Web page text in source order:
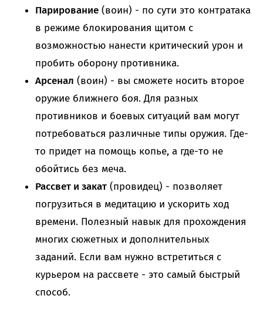
Парирование (воин) - по сути это контратака
в режиме блокирования щитом с
возможностью нанести критический урон и
пробить оборону противника.
Арсенал (воин) - вы сможете носить второе
оружие ближнего боя. Для разных
противников и боевых ситуаций вам могут
потребоваться различные типы оружия. Где-
то придет на помощь копье, а где-то не
обойтись без меча.
Рассвет и закат (провидец) - позволяет
погрузиться в медитацию и ускорить ход
времени. Полезный навык для прохождения
многих сюжетных и дополнительных
заданий. Если вам нужно встретиться с
курьером на рассвете - это самый быстрый
способ.